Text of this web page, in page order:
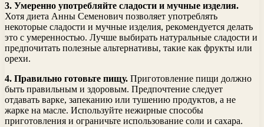
3. Умеренно употребляйте сладости и мучные изделия.
Хотя диета Анны Семенович позволяет употреблять
некоторые сладости и мучные изделия, рекомендуется делать
это с умеренностью. Лучше выбирать натуральные сладости и
предпочитать полезные альтернативы, такие как фрукты или
орехи.
4. Правильно готовьте пищу. Приготовление пищи должно
быть правильным и здоровым. Предпочтение следует
отдавать варке, запеканию или тушению продуктов, а не
жарке на масле. Используйте нежирные способы
приготовления и ограничьте использование соли и сахара.